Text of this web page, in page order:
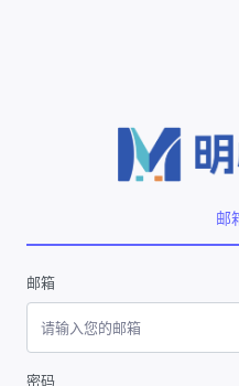
邮
邮箱
密码